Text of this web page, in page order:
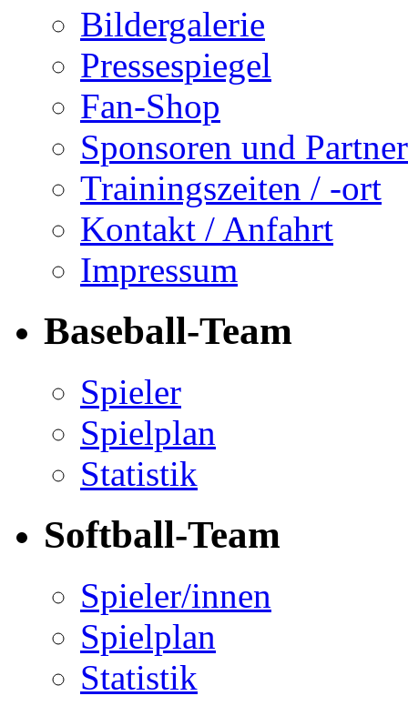
Bildergalerie
Pressespiegel
Fan-Shop
Sponsoren und Partner
Trainingszeiten / -ort
Kontakt / Anfahrt
Impressum
Baseball-Team
Spieler
Spielplan
Statistik
Softball-Team
Spieler/innen
Spielplan
Statistik